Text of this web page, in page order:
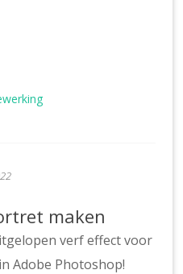
maken
verf effect voor
Adobe Photoshop!